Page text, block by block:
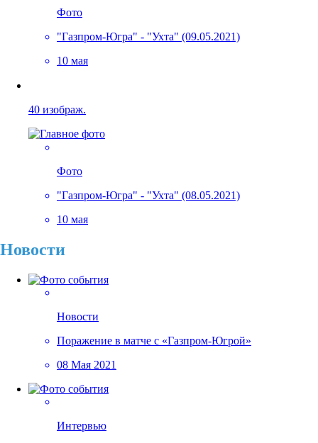
Фото
"Газпром-Югра" - "Ухта" (09.05.2021)
10 мая
40 изображ.
Фото
"Газпром-Югра" - "Ухта" (08.05.2021)
10 мая
Новости
Новости
Поражение в матче с «Газпром-Югрой»
08 Мая 2021
Интервью